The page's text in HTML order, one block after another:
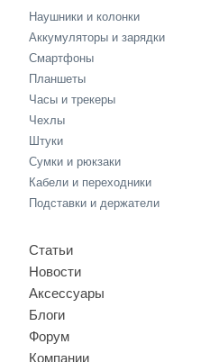
Наушники и колонки
Аккумуляторы и зарядки
Смартфоны
Планшеты
Часы и трекеры
Чехлы
Штуки
Сумки и рюкзаки
Кабели и переходники
Подставки и держатели
Статьи
Новости
Аксессуары
Блоги
Форум
Компании